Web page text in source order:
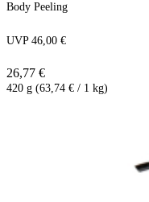
Body Peeling
UVP 46,00 €
26,77 €
420 g (63,74 € / 1 kg)